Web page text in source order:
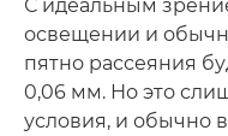
С идеальным
освещении и
пятно рассеяния
0,06 мм. Но это
условия, и обычно